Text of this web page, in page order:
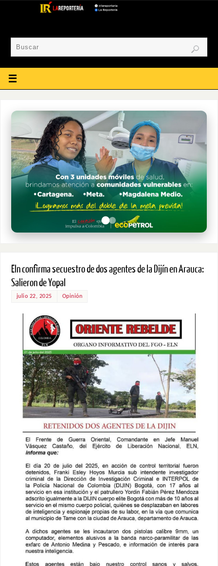
Eln confirma secuestro de dos agentes de la Dijín en Arauca:
Salieron de Yopal
julio 22, 2025 Opinión